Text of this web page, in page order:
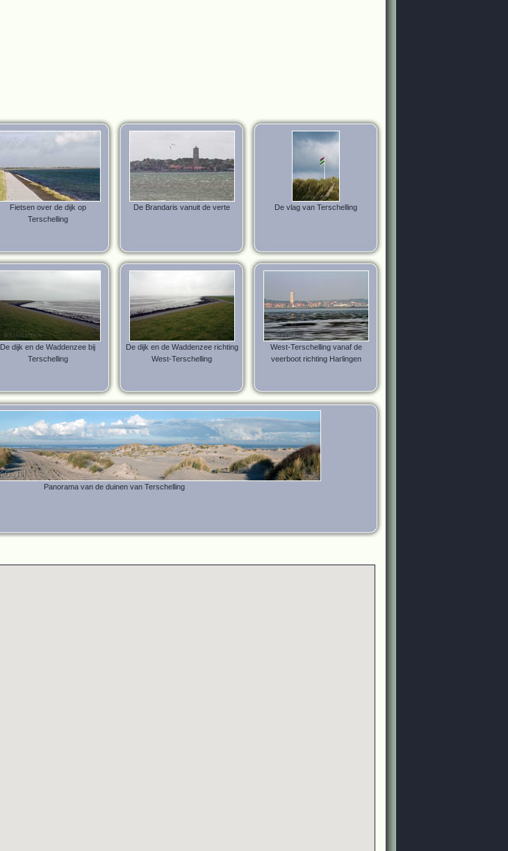
Fietsen over de dijk op
Terschelling
De Brandaris vanuit de verte De vlag van Terschelling
De dijk en de Waddenzee bij
Terschelling
De dijk en de Waddenzee richting
West-Terschelling
West-Terschelling vanaf de
veerboot richting Harlingen
Panorama van de duinen van Terschelling